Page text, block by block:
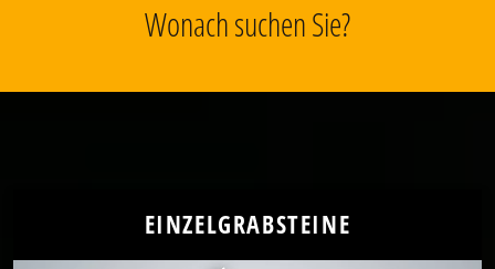
Wonach suchen Sie?
EINZELGRABSTEINE